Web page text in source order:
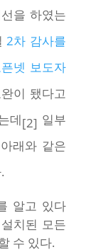
을 하였는
2차 감사를
넷 보도자
이 됐다고
데[2] 일부
래와 같은
알고 있다
치된 모든
수 있다.